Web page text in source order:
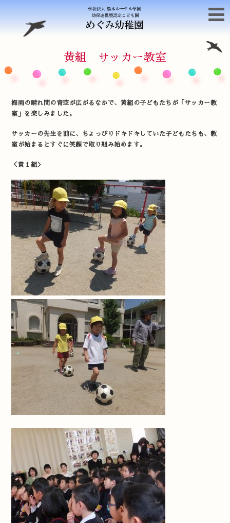
黄組 サッカー教室
梅雨の晴れ間の青空が広がるなかで、黄組の子どもたちが「サッカー教
室」を楽しみました。
サッカーの先生を前に、ちょっぴりドキドキしていた子どもたちも、教
室が始まるとすぐに笑顔で取り組み始めます。
＜黄１組＞